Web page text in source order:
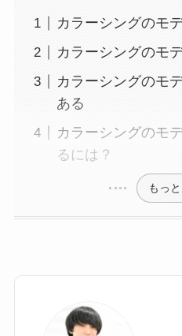
カラーシングのモ
カラーシングのモ
カラーシングのモ
ある
カラーシングのモ
るには？
もっ